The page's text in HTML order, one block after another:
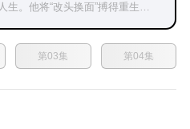
。他将“改头换面”搏得重生机
第03集 第04集